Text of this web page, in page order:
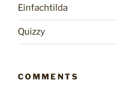
Einfachtilda
Quizzy
COMMENTS